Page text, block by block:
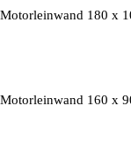
Motorleinwand 180 x
Motorleinwand 160 x